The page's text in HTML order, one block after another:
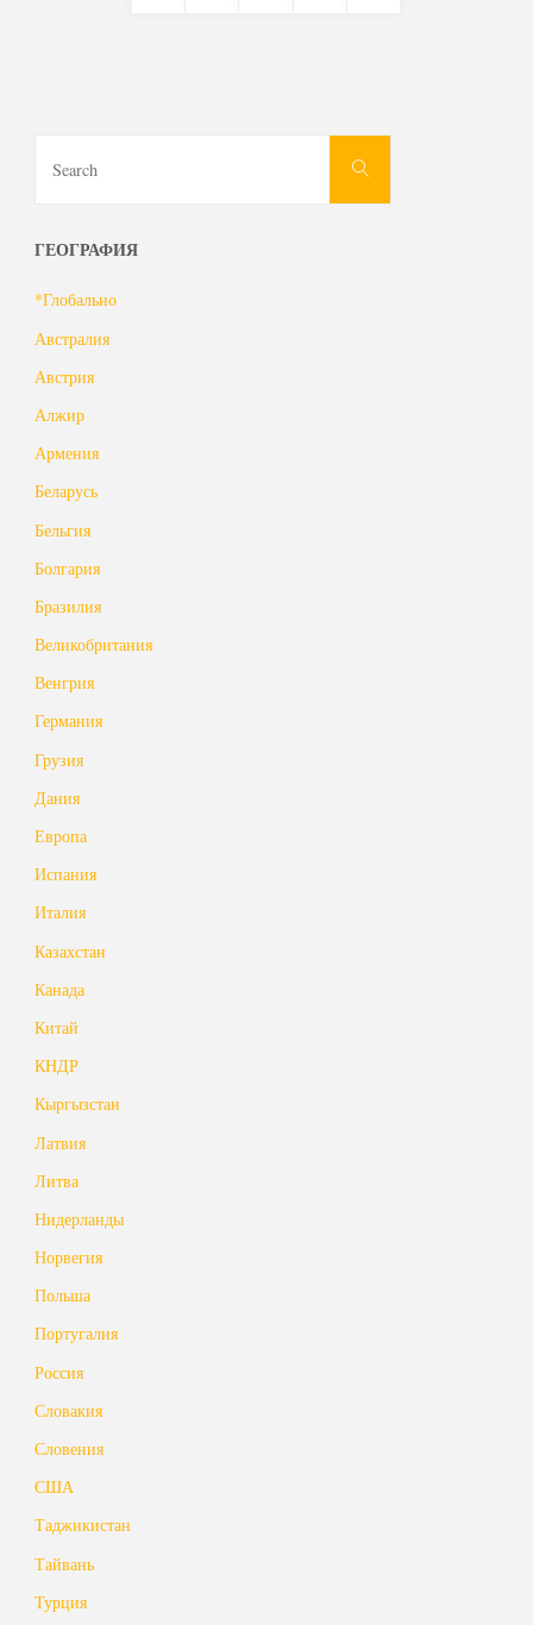
Search
ГЕОГРАФИЯ
*Глобально
Австралия
Австрия
Алжир
Армения
Беларусь
Бельгия
Болгария
Бразилия
Великобритания
Венгрия
Германия
Грузия
Дания
Европа
Испания
Италия
Казахстан
Канада
Китай
КНДР
Кыргызстан
Латвия
Литва
Нидерланды
Норвегия
Польша
Португалия
Россия
Словакия
Словения
США
Таджикистан
Тайвань
Турция